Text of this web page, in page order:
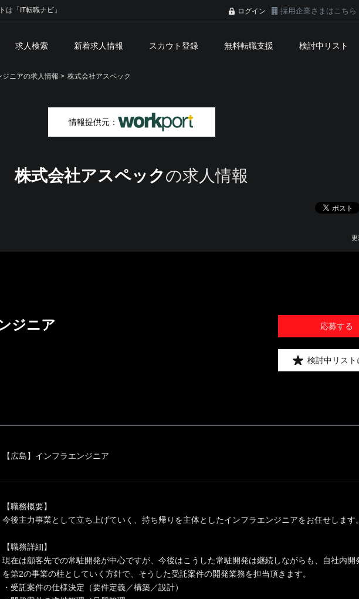
は「IT転職ナビ」 ログイン 採用企業さまはこちら
求人検索 新着求人情報 スカウト登録 無料転職支援 検討中リスト
ニアの求人情報 > 株式会社アスペック
情報提供元：
株式会社アスペックの求人情報
更
ジニア 応募する
検討中リスト
【広島】インフラエンジニア
【職務概要】
今後主力事業として立ち上げていく、持ち帰りを主体としたインフラエンジニアをお任せします。
【職務詳細】
現在は顧客先での常駐開発が中心ですが、今後はこうした常駐開発は継続しながらも、自社内開
を第2の事業の柱としていく方針で、そうした受託案件の開発業務を担当頂きます。
・受託案件の仕様決定（要件定義／構築／設計）